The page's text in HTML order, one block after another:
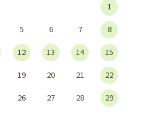
1
5 6 7 8
12 13 14 15
19 20 21 22
26 27 28 29